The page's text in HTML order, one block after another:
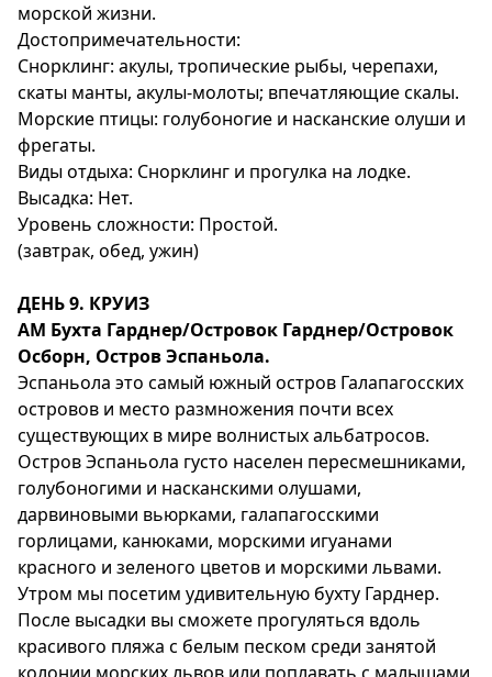
морской жизни.
Достопримечательности:
Снорклинг: акулы, тропические рыбы, черепахи,
скаты манты, акулы-молоты; впечатляющие скалы.
Морские птицы: голубоногие и насканские олуши и
фрегаты.
Виды отдыха: Снорклинг и прогулка на лодке.
Высадка: Нет.
Уровень сложности: Простой.
(завтрак, обед, ужин)
ДЕНЬ 9. КРУИЗ
АМ Бухта Гарднер/Островок Гарднер/Островок
Осборн, Остров Эспаньола.
Эспаньола это самый южный остров Галапагосских
островов и место размножения почти всех
существующих в мире волнистых альбатросов.
Остров Эспаньола густо населен пересмешниками,
голубоногими и насканскими олушами,
дарвиновыми вьюрками, галапагосскими
горлицами, канюками, морскими игуанами
красного и зеленого цветов и морскими львами.
Утром мы посетим удивительную бухту Гарднер.
После высадки вы сможете прогуляться вдоль
красивого пляжа с белым песком среди занятой